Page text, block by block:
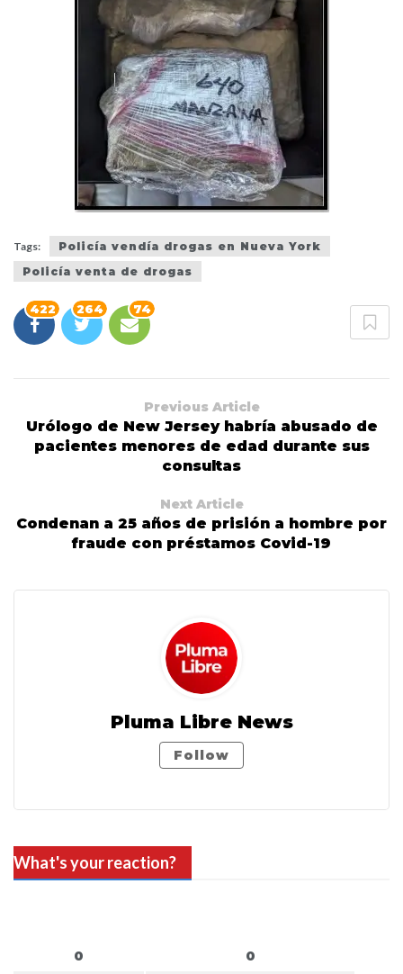
Tags:
Policía vendía drogas en Nueva York
Policía venta de drogas
422 264 74
Previous Article
Urólogo de New Jersey habría abusado de
pacientes menores de edad durante sus
consultas
Next Article
Condenan a 25 años de prisión a hombre por
fraude con préstamos Covid-19
Pluma Libre News
Follow
What's your reaction?
0 0